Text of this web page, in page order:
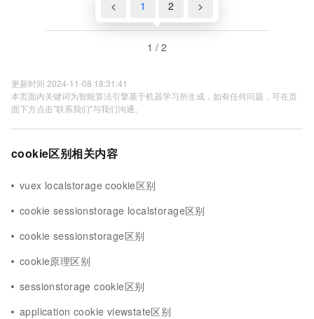
< 1 2 >
1 / 2
更新时间 2024-11-08 18:31:41
本页面内关键词为智能算法引擎基于机器学习所生成，如有任何问题，可在页
面下方点击"联系我们"与我们沟通。
cookie区别相关内容
vuex localstorage cookie区别
cookie sessionstorage localstorage区别
cookie sessionstorage区别
cookie原理区别
sessionstorage cookie区别
application cookie viewstate区别